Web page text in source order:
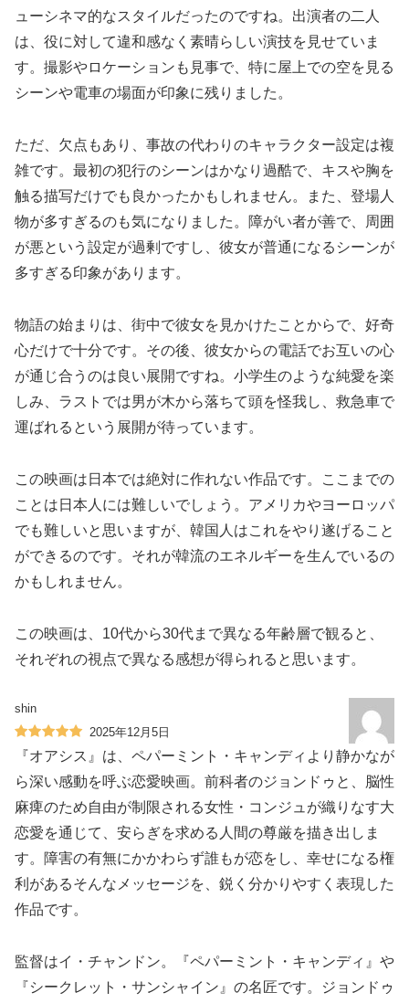
ューシネマ的なスタイルだったのですね。出演者の二人
は、役に対して違和感なく素晴らしい演技を見せていま
す。撮影やロケーションも見事で、特に屋上での空を見る
シーンや電車の場面が印象に残りました。
ただ、欠点もあり、事故の代わりのキャラクター設定は複
雑です。最初の犯行のシーンはかなり過酷で、キスや胸を
触る描写だけでも良かったかもしれません。また、登場人
物が多すぎるのも気になりました。障がい者が善で、周囲
が悪という設定が過剰ですし、彼女が普通になるシーンが
多すぎる印象があります。
物語の始まりは、街中で彼女を見かけたことからで、好奇
心だけで十分です。その後、彼女からの電話でお互いの心
が通じ合うのは良い展開ですね。小学生のような純愛を楽
しみ、ラストでは男が木から落ちて頭を怪我し、救急車で
運ばれるという展開が待っています。
この映画は日本では絶対に作れない作品です。ここまでの
ことは日本人には難しいでしょう。アメリカやヨーロッパ
でも難しいと思いますが、韓国人はこれをやり遂げること
ができるのです。それが韓流のエネルギーを生んでいるの
かもしれません。
この映画は、10代から30代まで異なる年齢層で観ると、
それぞれの視点で異なる感想が得られると思います。
shin
2025年12月5日
『オアシス』は、ペパーミント・キャンディより静かなが
ら深い感動を呼ぶ恋愛映画。前科者のジョンドゥと、脳性
麻痺のため自由が制限される女性・コンジュが織りなす大
恋愛を通じて、安らぎを求める人間の尊厳を描き出しま
す。障害の有無にかかわらず誰もが恋をし、幸せになる権
利があるそんなメッセージを、鋭く分かりやすく表現した
作品です。
監督はイ・チャンドン。『ペパーミント・キャンディ』や
『シークレット・サンシャイン』の名匠です。ジョンドゥ